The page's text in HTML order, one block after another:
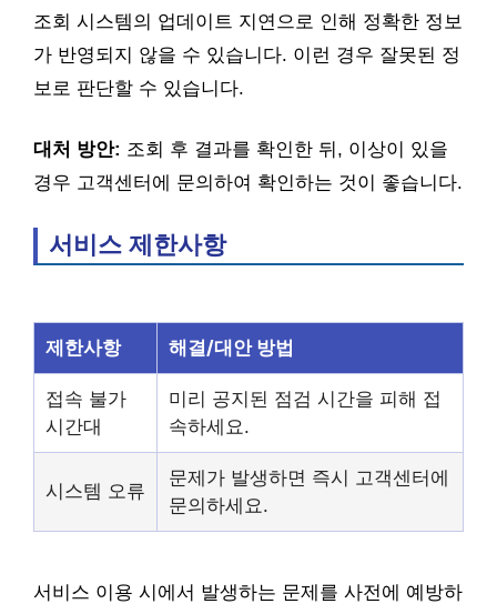
조회 시스템의 업데이트 지연으로 인해 정확한 정보
가 반영되지 않을 수 있습니다. 이런 경우 잘못된 정
보로 판단할 수 있습니다.
대처 방안: 조회 후 결과를 확인한 뒤, 이상이 있을
경우 고객센터에 문의하여 확인하는 것이 좋습니다.
서비스 제한사항
제한사항 해결/대안 방법
접속 불가
시간대
미리 공지된 점검 시간을 피해 접
속하세요.
시스템 오류
문제가 발생하면 즉시 고객센터에
문의하세요.
서비스 이용 시에서 발생하는 문제를 사전에 예방하